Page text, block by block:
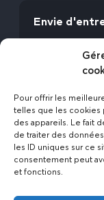
Pour offrir les
telles que les cookies
des appareils. Le fait
de traiter des
les ID uniques sur ce
consentement peut
et fonctions.
Envie
avec l’Expert
Rejoignez-